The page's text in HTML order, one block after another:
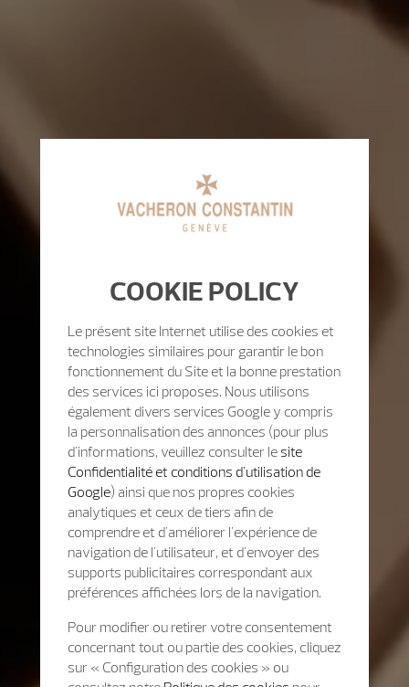
COOKIE POLICY
Le présent site Internet utilise des cookies et
technologies similaires pour garantir le bon
fonctionnement du Site et la bonne prestation
des services ici proposes. Nous utilisons
également divers services Google y compris
la personnalisation des annonces (pour plus
d'informations, veuillez consulter le site
Confidentialité et conditions d'utilisation de
Google) ainsi que nos propres cookies
analytiques et ceux de tiers afin de
comprendre et d'améliorer l'expérience de
navigation de l'utilisateur, et d'envoyer des
supports publicitaires correspondant aux
préférences affichées lors de la navigation.
Pour modifier ou retirer votre consentement
concernant tout ou partie des cookies, cliquez
sur « Configuration des cookies » ou